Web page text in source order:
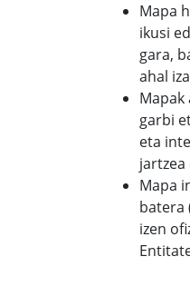
Mapa
ikusi
gara,
ahal
garbi
eta
Mapa
batera
izen